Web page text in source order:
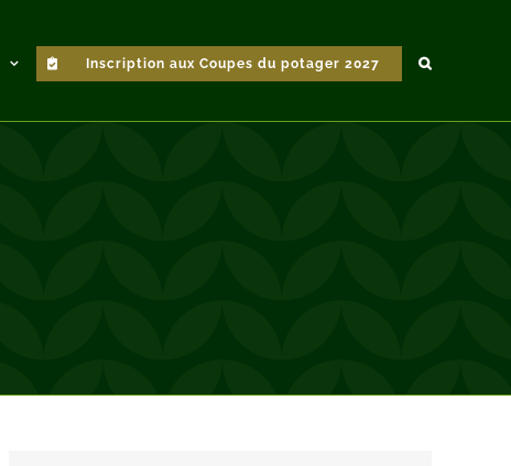
Inscription aux Coupes du potager 2027